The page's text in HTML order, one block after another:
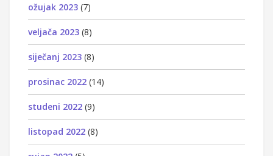
ožujak 2023 (7)
veljača 2023 (8)
siječanj 2023 (8)
prosinac 2022 (14)
studeni 2022 (9)
listopad 2022 (8)